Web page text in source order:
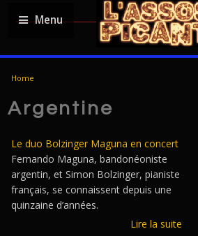
Menu
YOU ARE HERE
Home
Argentine
Le duo Bolzinger Maguna en concert
Fernando Maguna, bandonéoniste
argentin, et Simon Bolzinger, pianiste
français, se connaissent depuis une
quinzaine d’années.
Lire la suite